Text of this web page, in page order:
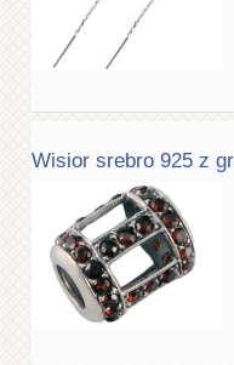
Wisior srebro 925 z